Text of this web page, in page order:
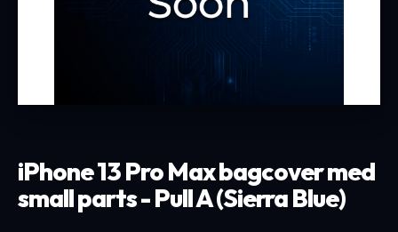
iPhone 13 Pro Max bagcover med
small parts - Pull A (Sierra Blue)